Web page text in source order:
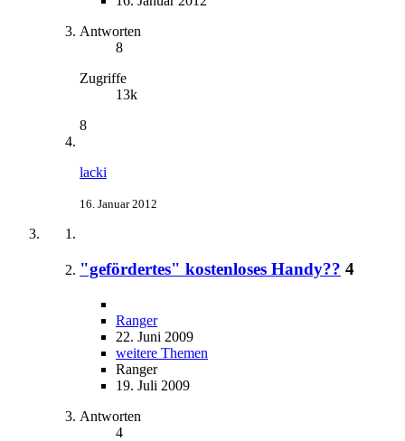
Antworten
8
Zugriffe
13k
8
lacki
16. Januar 2012
"gefördertes" kostenloses Handy?? 4
Ranger
22. Juni 2009
weitere Themen
Ranger
19. Juli 2009
Antworten
4